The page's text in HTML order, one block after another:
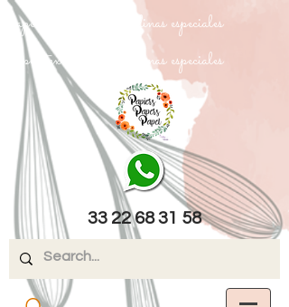
papel texturizado cartulinas especiales
papel texturizado cartulinas especiales
33 22 68 31 58